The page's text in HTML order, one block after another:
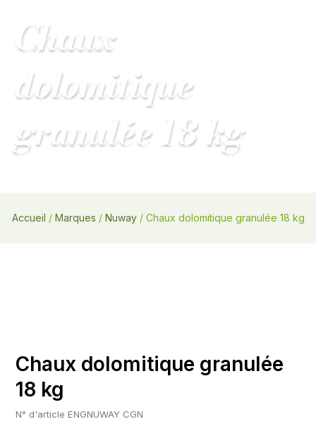
Chaux
dolomitique
granulée 18 kg
Accueil / Marques / Nuway/ Chaux dolomitique granulée 18 kg
Chaux dolomitique granulée
18 kg
N° d'article ENGNUWAY CGN